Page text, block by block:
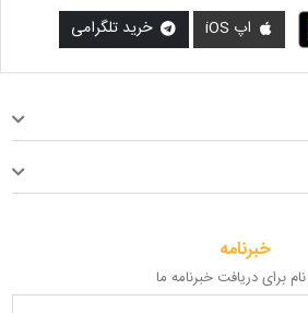
اپ iOS خرید تلگرامی
خبرنامه
برای دریافت خبرنامه ما